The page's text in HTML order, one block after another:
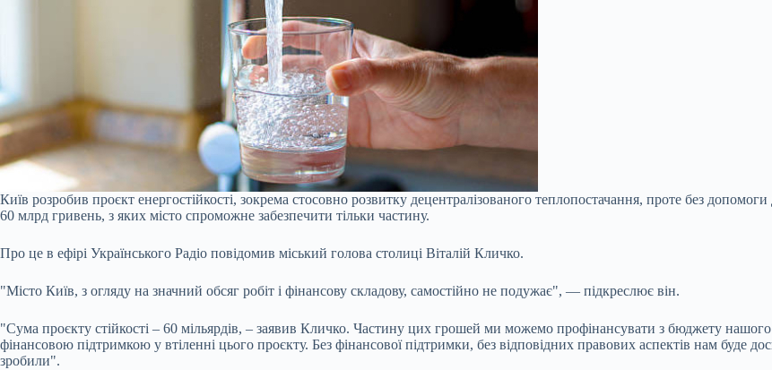
Київ розробив проєкт енергостійкості, зокрема стосовно розвитку децентралізованого теплопостачання, проте без
60 млрд гривень, з яких місто спроможне забезпечити тільки частину.
Про це в ефірі Українського Радіо повідомив міський голова столиці Віталій Кличко.
"Місто Київ, з огляду на значний обсяг робіт і фінансову складову, самостійно не подужає", — підкреслює він.
"Сума проєкту стійкості – 60 мільярдів, – заявив Кличко. Частину цих грошей ми можемо профінансувати з бюджету
фінансовою підтримкою у втіленні цього проєкту. Без фінансової підтримки, без відповідних правових аспектів нам буде
зробили".